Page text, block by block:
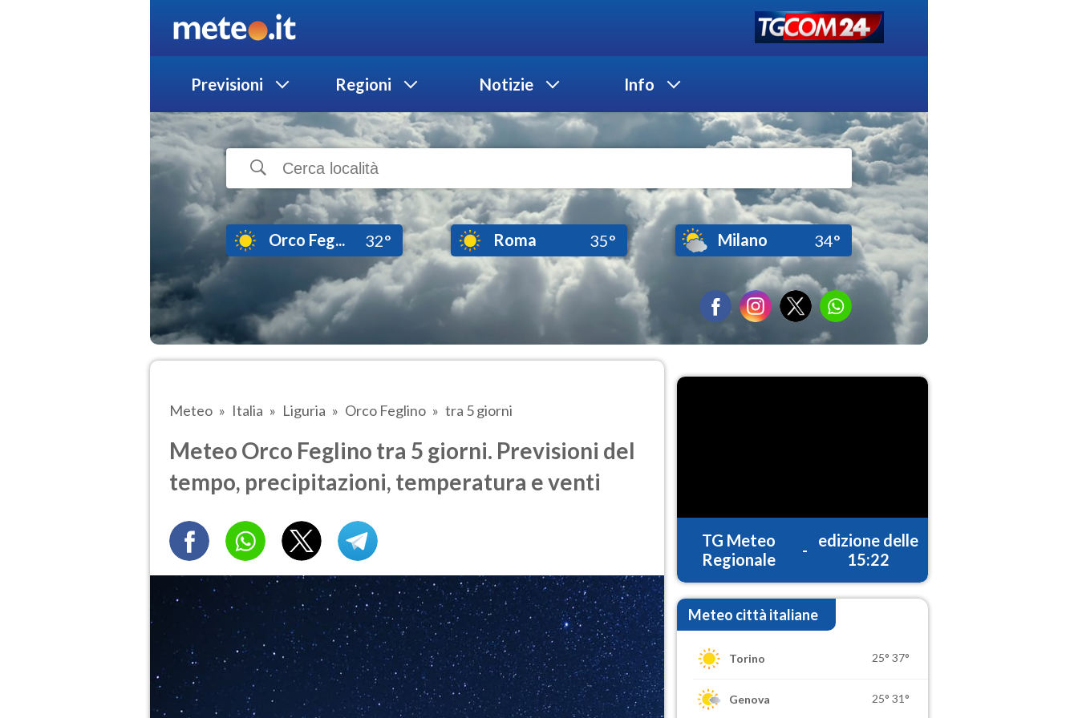
Previsioni Regioni Notizie Info
Orco Feg... 32° Roma 35° Milano 34°
Meteo Italia Liguria Orco Feglino tra 5 giorni
Meteo Orco Feglino tra 5 giorni. Previsioni del
tempo, precipitazioni, temperatura e venti
TG Meteo
Regionale
-
edizione delle
15:22
Meteo città italiane
Torino 25° 37°
Genova 25° 31°